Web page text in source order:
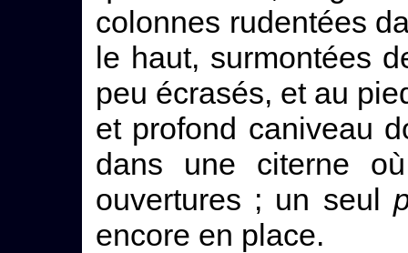
colonnes rudentées
le haut, surmontées
peu écrasés, et au
et profond caniveau
dans une citerne
ouvertures ; un seul
encore en place.